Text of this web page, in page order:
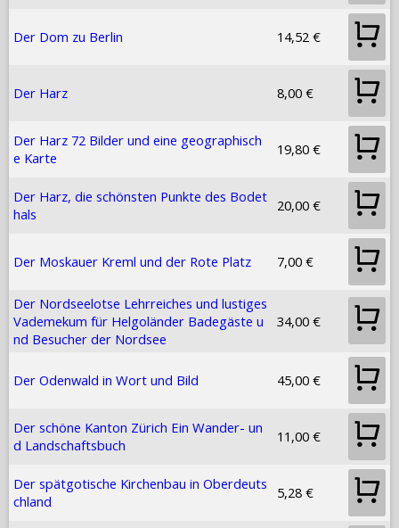
Der Dom zu Berlin 14,52 €
Der Harz 8,00 €
Der Harz 72 Bilder und eine geographisch
e Karte
19,80 €
Der Harz, die schönsten Punkte des Bodet
hals
20,00 €
Der Moskauer Kreml und der Rote Platz 7,00 €
Der Nordseelotse Lehrreiches und lustiges
Vademekum für Helgoländer Badegäste u
nd Besucher der Nordsee
34,00 €
Der Odenwald in Wort und Bild 45,00 €
Der schöne Kanton Zürich Ein Wander- un
d Landschaftsbuch
11,00 €
Der spätgotische Kirchenbau in Oberdeuts
chland
5,28 €